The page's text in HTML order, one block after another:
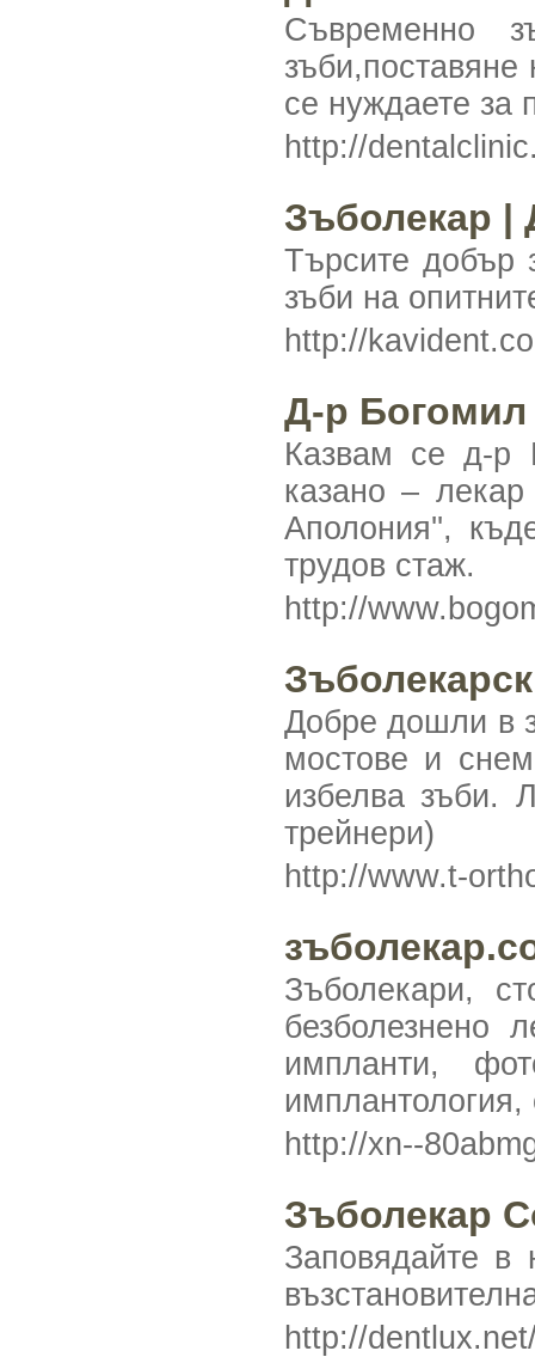
Съвременно
се нуждаете за
http://
Зъболекар |
Търсите добър
зъби на
http://
Д-р Богомил
Казвам се д-р
казано –
Аполония'',
трудов стаж.
http://
Добре дошли в
мостове и
избелва зъби.
трейнери)
http://www.t-
Зъболекари,
безболезнено
импланти,
имплантология,
http://xn--
Зъболекар
Заповядайте в
http://